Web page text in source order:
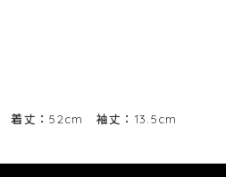
丈：52cm 袖丈：13.5cm